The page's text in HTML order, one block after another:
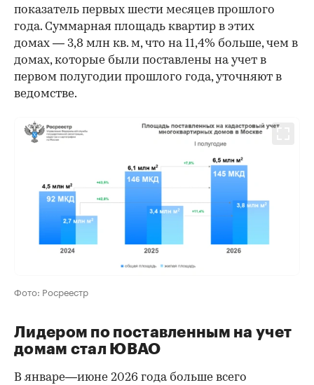
показатель первых шести месяцев прошлого
года. Суммарная площадь квартир в этих
домах — 3,8 млн кв. м, что на 11,4% больше, чем в
домах, которые были поставлены на учет в
первом полугодии прошлого года, уточняют в
ведомстве.
Фото: Росреестр
Лидером по поставленным на учет
домам стал ЮВАО
В январе—июне 2026 года больше всего